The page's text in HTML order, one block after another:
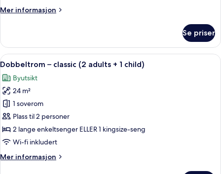
(2
2
Children)
Mer informasjon
Mer
–
junior,
delvis
(2
Adults
2
Children)
Se priser
Åpne
alle
bildene
av
Dobbeltrom
–
classic
(2
+
Sengetøy av topp kvalitet, memory
6
Dobbeltrom – classic (2 adults + 1 child)
Byutsikt
24 m²
1 soverom
Plass til 2 personer
2 lange enkeltsenger ELLER 1 kingsize-seng
Wi-fi inkludert
Mer informasjon
Mer